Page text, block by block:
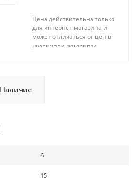
Цена действительна только
для интернет-магазина и
может отличаться от цен в
розничных магазинах
Наличие
6
15